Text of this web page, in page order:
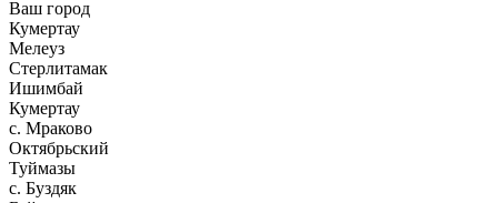
Ваш город
Кумертау
Мелеуз
Стерлитамак
Ишимбай
Кумертау
c. Мраково
Октябрьский
Туймазы
c. Буздяк